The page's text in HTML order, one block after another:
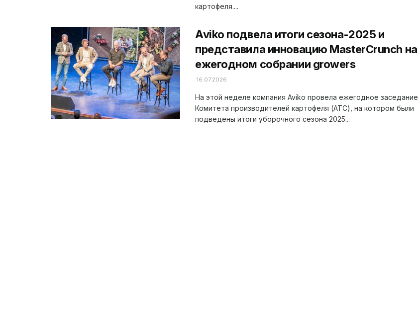
картофеля....
Aviko подвела итоги сезона-2025 и
представила инновацию MasterCrunch на
ежегодном собрании growers
16.07.2026
На этой неделе компания Aviko провела ежегодное заседание
Комитета производителей картофеля (ATC), на котором были
подведены итоги уборочного сезона 2025...